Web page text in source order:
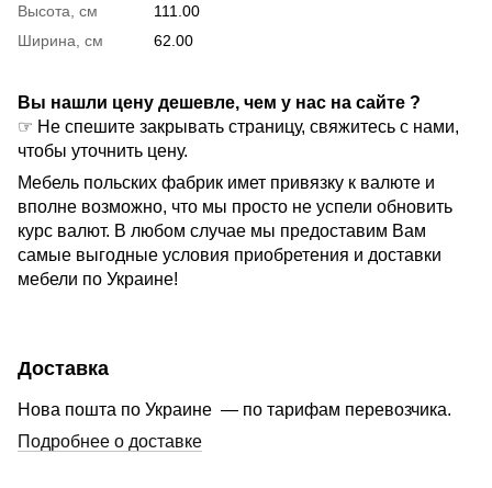
Высота, см
111.00
Ширина, см
62.00
Вы нашли цену дешевле, чем у нас на сайте ?
☞ Не спешите закрывать страницу, свяжитесь с нами,
чтобы уточнить цену.
Мебель польских фабрик имет привязку к валюте и
вполне возможно, что мы просто не успели обновить
курс валют. В любом случае мы предоставим Вам
самые выгодные условия приобретения и доставки
мебели по Украине!
Доставка
Нова пошта по Украине — по тарифам перевозчика.
Подробнее о доставке